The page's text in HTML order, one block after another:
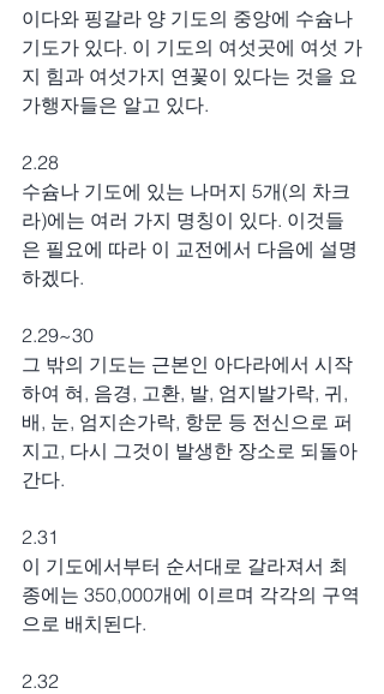
이다와 핑갈라 양 기도의 중앙에 수슘나
기도가 있다. 이 기도의 여섯곳에 여섯 가
지 힘과 여섯가지 연꽃이 있다는 것을 요
가행자들은 알고 있다.
2.28
수슘나 기도에 있는 나머지 5개(의 차크
라)에는 여러 가지 명칭이 있다. 이것들
은 필요에 따라 이 교전에서 다음에 설명
하겠다.
2.29~30
그 밖의 기도는 근본인 아다라에서 시작
하여 혀, 음경, 고환, 발, 엄지발가락, 귀,
배, 눈, 엄지손가락, 항문 등 전신으로 퍼
지고, 다시 그것이 발생한 장소로 되돌아
간다.
2.31
이 기도에서부터 순서대로 갈라져서 최
종에는 350,000개에 이르며 각각의 구역
으로 배치된다.
2.32